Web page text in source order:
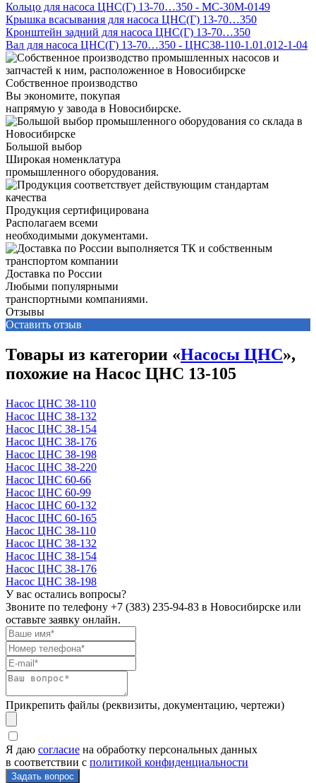
Кольцо для насоса ЦНС(Г) 13-70…350 - МС-30М-0149
Крышка всасывания для насоса ЦНС(Г) 13-70…350
Кронштейн задний для насоса ЦНС(Г) 13-70…350
Вал для насоса ЦНС(Г) 13-70…350 - ЦНС38-110-1.01.012-1-04
Собственное производство
Вы экономите, покупая
напрямую у завода в Новосибирске.
Большой выбор
Широкая номенклатура
промышленного оборудования.
Продукция сертифицирована
Располагаем всеми
необходимыми документами.
Доставка по России
Любыми популярными
транспортными компаниями.
Отзывы
Оставить отзыв
Товары из категории «Насосы ЦНС»,
похожие на Насос ЦНС 13-105
Насос ЦНС 38-110
Насос ЦНС 38-132
Насос ЦНС 38-154
Насос ЦНС 38-176
Насос ЦНС 38-198
Насос ЦНС 38-220
Насос ЦНС 60-66
Насос ЦНС 60-99
Насос ЦНС 60-132
Насос ЦНС 60-165
Насос ЦНС 38-110
Насос ЦНС 38-132
Насос ЦНС 38-154
Насос ЦНС 38-176
Насос ЦНС 38-198
У вас остались вопросы?
Звоните по телефону +7 (383) 235-94-83 в Новосибирске или
оставьте заявку онлайн.
Прикрепить файлы (реквизиты, документацию, чертежи)
Я даю согласие на обработку персональных данных
в соответствии с политикой конфиденциальности